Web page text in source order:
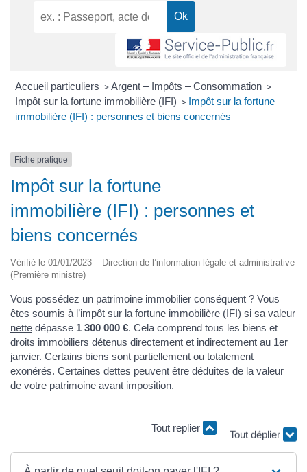
Accueil particuliers > Argent – Impôts – Consommation >
Impôt sur la fortune immobilière (IFI) > Impôt sur la fortune
immobilière (IFI) : personnes et biens concernés
Fiche pratique
Impôt sur la fortune
immobilière (IFI) : personnes et
biens concernés
Vérifié le 01/01/2023 – Direction de l’information légale et administrative
(Première ministre)
Vous possédez un patrimoine immobilier conséquent ? Vous
êtes soumis à l’impôt sur la fortune immobilière (IFI) si sa valeur
nette dépasse 1 300 000 €. Cela comprend tous les biens et
droits immobiliers détenus directement et indirectement au 1er
janvier. Certains biens sont partiellement ou totalement
exonérés. Certaines dettes peuvent être déduites de la valeur
de votre patrimoine avant imposition.
Tout replier Tout déplier